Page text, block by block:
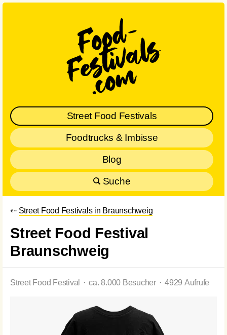
Street Food Festivals
Foodtrucks & Imbisse
Blog
Suche
⇠ Street Food Festivals in Braunschweig
Street Food Festival
Braunschweig
Street Food Festival ⬝ ca. 8.000 Besucher ⬝ 4929 Aufrufe